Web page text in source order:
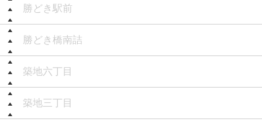
勝どき駅前
勝どき橋南詰
築地六丁目
築地三丁目